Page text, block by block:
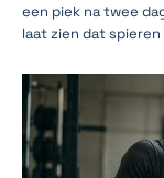
een piek na twee
laat zien dat